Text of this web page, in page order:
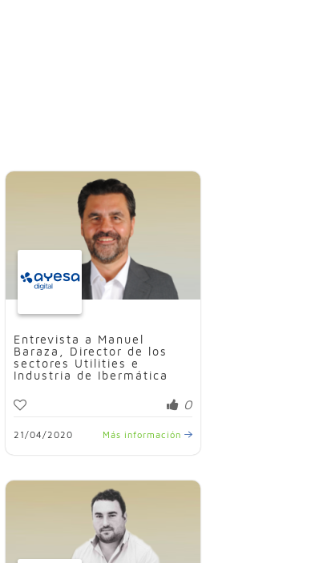
Entrevista a Manuel
Baraza, Director de los
sectores Utilities e
Industria de Ibermática
0
21/04/2020 Más información